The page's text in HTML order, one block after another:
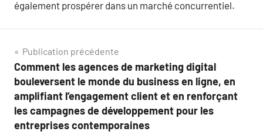
également prospérer dans un marché concurrentiel.
Navigation
de
l’article
Publication précédente
Comment les agences de marketing digital
bouleversent le monde du business en ligne, en
amplifiant l’engagement client et en renforçant
les campagnes de développement pour les
entreprises contemporaines